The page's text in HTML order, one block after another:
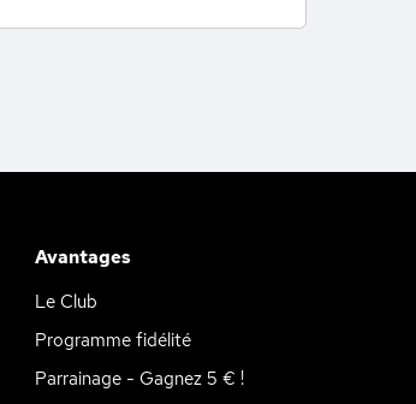
Avantages
Le Club
Programme fidélité
Parrainage - Gagnez 5 € !